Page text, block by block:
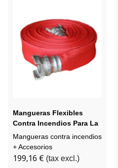
Mangueras Flexibles
Contra Incendios Para La
Industria
Mangueras contra incendios
+ Accesorios
199,16 € (tax excl.)